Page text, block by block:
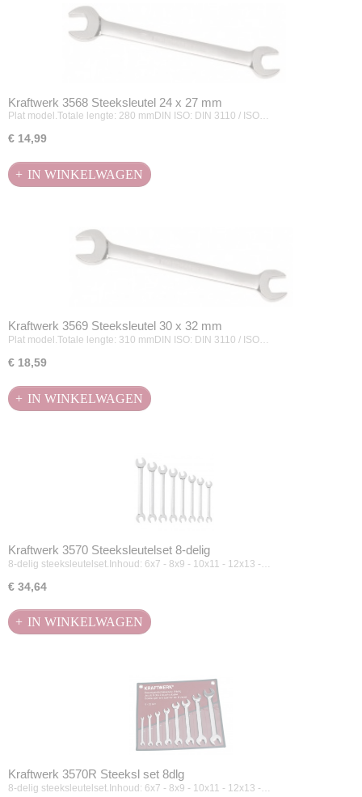
Kraftwerk 3568 Steeksleutel 24 x 27 mm
Plat model.Totale lengte: 280 mmDIN ISO: DIN 3110 / ISO…
€ 14,99
IN WINKELWAGEN
Kraftwerk 3569 Steeksleutel 30 x 32 mm
Plat model.Totale lengte: 310 mmDIN ISO: DIN 3110 / ISO…
€ 18,59
IN WINKELWAGEN
Kraftwerk 3570 Steeksleutelset 8-delig
8-delig steeksleutelset.Inhoud: 6x7 - 8x9 - 10x11 - 12x13 -…
€ 34,64
IN WINKELWAGEN
Kraftwerk 3570R Steeksl set 8dlg
8-delig steeksleutelset.Inhoud: 6x7 - 8x9 - 10x11 - 12x13 -…